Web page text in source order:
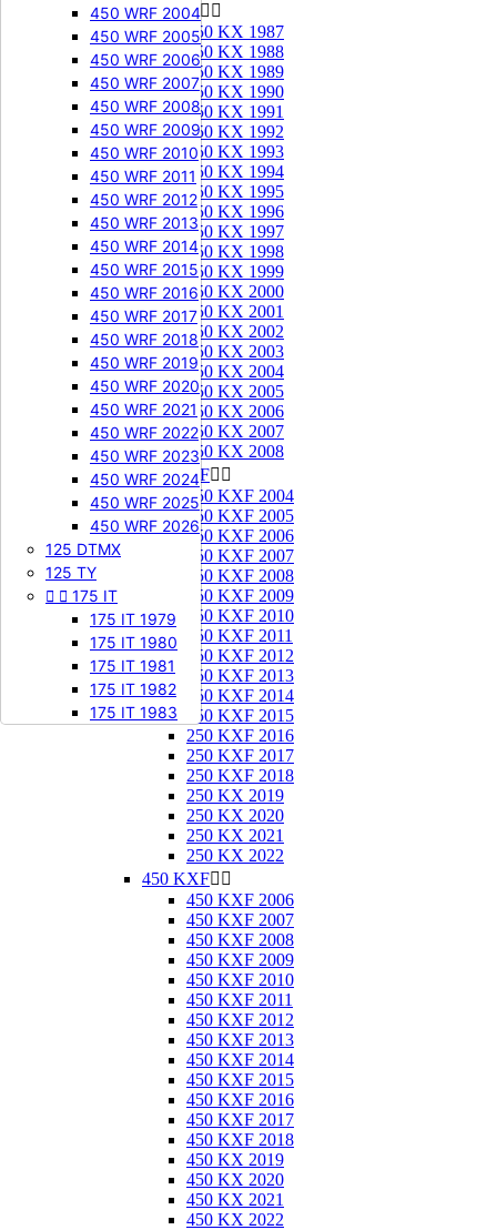
450 WRF 2004
450 WRF 2005
450 WRF 2006
450 WRF 2007
450 WRF 2008
450 WRF 2009
450 WRF 2010
450 WRF 2011
450 WRF 2012
450 WRF 2013
450 WRF 2014
450 WRF 2015
450 WRF 2016
450 WRF 2017
450 WRF 2018
450 WRF 2019
450 WRF 2020
450 WRF 2021
450 WRF 2022
450 WRF 2023
450 WRF 2024
450 WRF 2025
450 WRF 2026
125 DTMX
125 TY
  175 IT
175 IT 1979
175 IT 1980
175 IT 1981
175 IT 1982
175 IT 1983
250 KX 
250 KX 1987
250 KX 1988
250 KX 1989
250 KX 1990
250 KX 1991
250 KX 1992
250 KX 1993
250 KX 1994
250 KX 1995
250 KX 1996
250 KX 1997
250 KX 1998
250 KX 1999
250 KX 2000
250 KX 2001
250 KX 2002
250 KX 2003
250 KX 2004
250 KX 2005
250 KX 2006
250 KX 2007
250 KX 2008
250 KXF 
250 KXF 2004
250 KXF 2005
250 KXF 2006
250 KXF 2007
250 KXF 2008
250 KXF 2009
250 KXF 2010
250 KXF 2011
250 KXF 2012
250 KXF 2013
250 KXF 2014
250 KXF 2015
250 KXF 2016
250 KXF 2017
250 KXF 2018
250 KX 2019
250 KX 2020
250 KX 2021
250 KX 2022
450 KXF 
450 KXF 2006
450 KXF 2007
450 KXF 2008
450 KXF 2009
450 KXF 2010
450 KXF 2011
450 KXF 2012
450 KXF 2013
450 KXF 2014
450 KXF 2015
450 KXF 2016
450 KXF 2017
450 KXF 2018
450 KX 2019
450 KX 2020
450 KX 2021
450 KX 2022